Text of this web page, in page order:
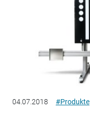
04.07.2018 #Produkte